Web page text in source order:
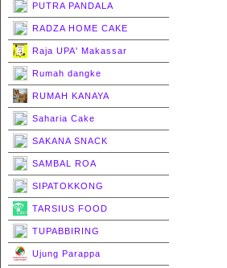
PUTRA PANDALA
RADZA HOME CAKE
Raja UPA' Makassar
Rumah dangke
RUMAH KANAYA
Saharia Cake
SAKANA SNACK
SAMBAL ROA
SIPATOKKONG
TARSIUS FOOD
TUPABBIRING
Ujung Parappa